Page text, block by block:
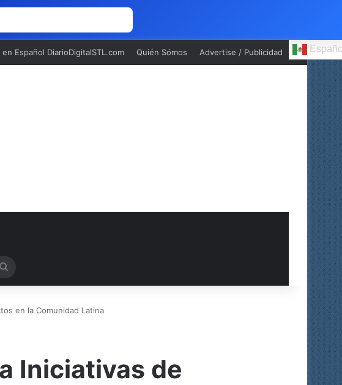
Español DiarioDigitalSTL.com Quién Sómos Advertise / Publicidad
en la Comunidad Latina
Iniciativas de